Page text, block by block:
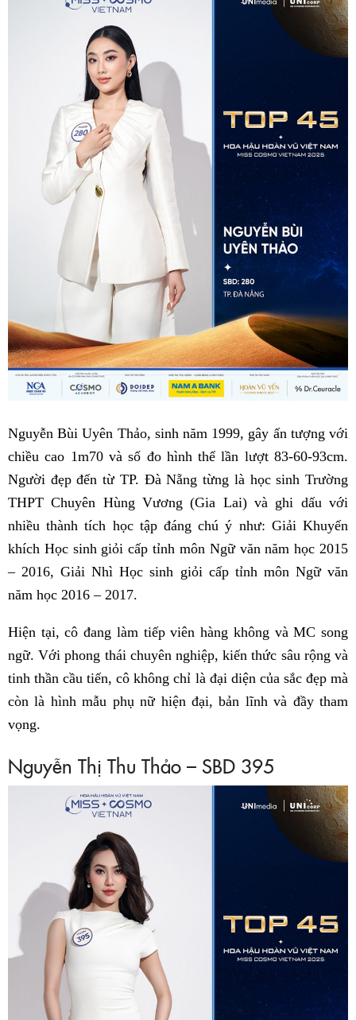
Nguyễn Bùi Uyên Thảo, sinh năm 1999, gây ấn tượng với
chiều cao 1m70 và số đo hình thể lần lượt 83-60-93cm.
Người đẹp đến từ TP. Đà Nẵng từng là học sinh Trường
THPT Chuyên Hùng Vương (Gia Lai) và ghi dấu với
nhiều thành tích học tập đáng chú ý như: Giải Khuyến
khích Học sinh giỏi cấp tỉnh môn Ngữ văn năm học 2015
– 2016, Giải Nhì Học sinh giỏi cấp tỉnh môn Ngữ văn
năm học 2016 – 2017.
Hiện tại, cô đang làm tiếp viên hàng không và MC song
ngữ. Với phong thái chuyên nghiệp, kiến thức sâu rộng và
tinh thần cầu tiến, cô không chỉ là đại diện của sắc đẹp mà
còn là hình mẫu phụ nữ hiện đại, bản lĩnh và đầy tham
vọng.
Nguyễn Thị Thu Thảo – SBD 395